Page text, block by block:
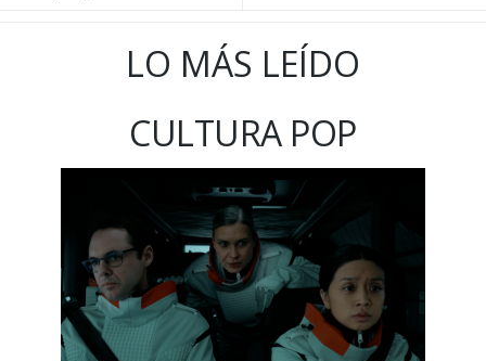
LO MÁS LEÍDO
CULTURA POP